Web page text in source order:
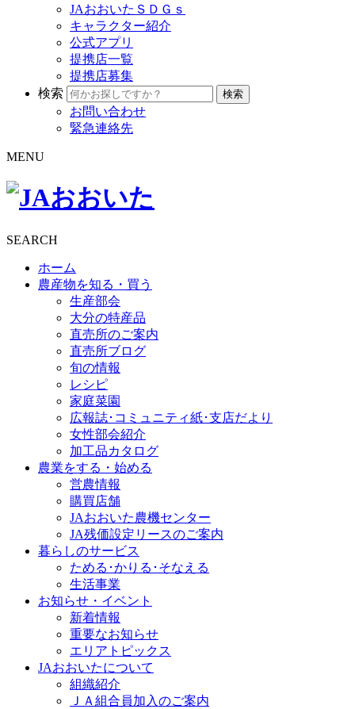
JAおおいたＳＤＧｓ
キャラクター紹介
公式アプリ
提携店一覧
提携店募集
検索
お問い合わせ
緊急連絡先
MENU
SEARCH
ホーム
農産物を知る・買う
生産部会
大分の特産品
直売所のご案内
直売所ブログ
旬の情報
レシピ
家庭菜園
広報誌･コミュニティ紙･支店だより
女性部会紹介
加工品カタログ
農業をする・始める
営農情報
購買店舗
JAおおいた農機センター
JA残価設定リースのご案内
暮らしのサービス
ためる･かりる･そなえる
生活事業
お知らせ・イベント
新着情報
重要なお知らせ
エリアトピックス
JAおおいたについて
組織紹介
ＪＡ組合員加入のご案内